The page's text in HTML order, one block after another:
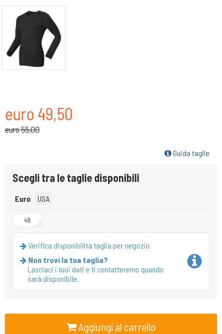
euro 49,50
euro 55,00
Guida taglie
Scegli tra le taglie disponibili
Euro USA
48
Verifica disponibilità taglia per negozio
Non trovi la tua taglia?
Lasciaci i tuoi dati e ti contatteremo quando
sarà disponibile.
Aggiungi al carrello